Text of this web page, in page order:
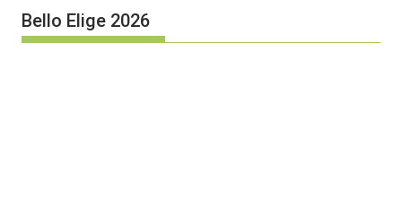
Bello Elige 2026